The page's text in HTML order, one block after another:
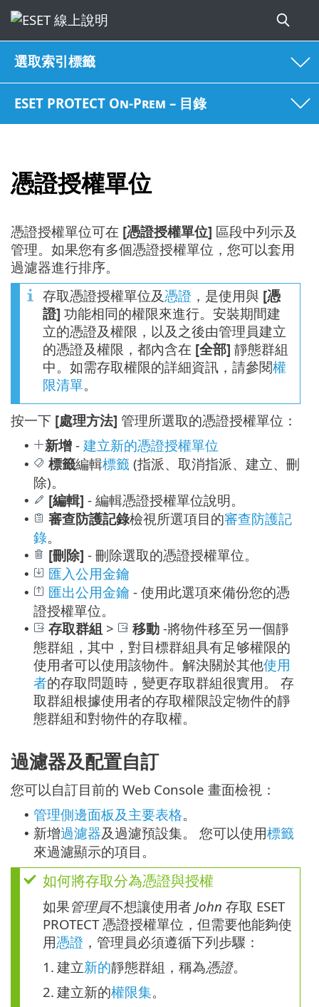
選取索引標籤
ESET PROTECT On-Prem – 目錄
憑證授權單位
憑證授權單位可在 [憑證授權單位] 區段中列示及
管理。如果您有多個憑證授權單位，您可以套用
過濾器進行排序。
存取憑證授權單位及憑證 ，是使用與 [憑
證] 功能相同的權限來進行。安裝期間建
立的憑證及權限，以及之後由管理員建立
的憑證及權限，都內含在 [全部] 靜態群組
中。如需存取權限的詳細資訊，請參閱權
限清單。
按一下 [處理方法] 管理所選取的憑證授權單位：
• 新增 - 建立新的憑證授權單位
• 標籤編輯標籤 (指派、取消指派、建立、刪
除)。
• [編輯] - 編輯憑證授權單位說明。
• 審查防護記錄檢視所選項目的審查防護記
錄。
• [刪除] - 刪除選取的憑證授權單位。
• 匯入公用金鑰
• 匯出公用金鑰 - 使用此選項來備份您的憑
證授權單位。
• 存取群組 > 移動 -將物件移至另一個靜
態群組，其中，對目標群組具有足够權限的
使用者可以使用該物件。解決關於其他使用
者的存取問題時，變更存取群組很實用。 存
取群組根據使用者的存取權限設定物件的靜
態群組和對物件的存取權。
過濾器及配置自訂
您可以自訂目前的 Web Console 畫面檢視：
• 管理側邊面板及主要表格。
• 新增過濾器及過濾預設集。 您可以使用標籤
來過濾顯示的項目。
如何將存取分為憑證與授權
如果管理員不想讓使用者 John 存取 ESET
PROTECT 憑證授權單位，但需要他能夠使
用憑證 ，管理員必須遵循下列步驟：
1. 建立新的靜態群組，稱為憑證。
2. 建立新的權限集。